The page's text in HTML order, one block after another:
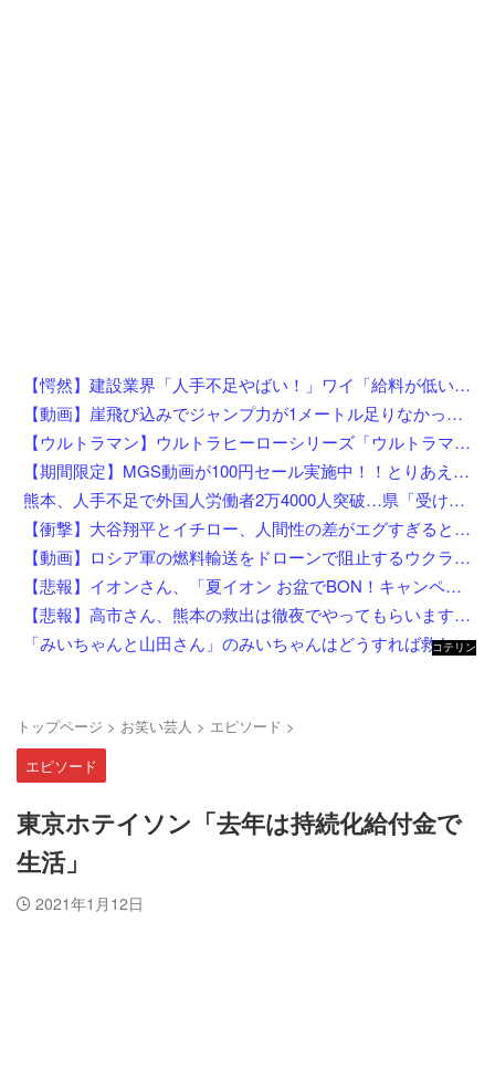
【愕然】建設業界「人手不足やばい！」ワイ「給料が低いんやろうなぁ」→調べた結果w w w w w w w
【動画】崖飛び込みでジャンプ力が1メートル足りなかった男の悲劇。
【ウルトラマン】ウルトラヒーローシリーズ「ウルトラマン (1973ver.) 」「ウルトラマンタロウ ファイティングポーズver.」ソフビ【予約開始】
【期間限定】MGS動画が100円セール実施中！！とりあえず全部買うやろｗｗｗｗｗ
熊本、人手不足で外国人労働者2万4000人突破…県「受け入れ拡大」へ
【衝撃】大谷翔平とイチロー、人間性の差がエグすぎると話題に←お前らコレ見てどう思う？？？？？？
【動画】ロシア軍の燃料輸送をドローンで阻止するウクライナ。
【悲報】イオンさん、「夏イオン お盆でBON！キャンペーン」からBON！を削除 理由不明
【悲報】高市さん、熊本の救出は徹夜でやってもらいますと言ってしまいめっちゃ炎上してしまうw w w w w w w w w
「みいちゃんと山田さん」のみいちゃんはどうすれば救われたのか
コテリン
トップページ > お笑い芸人 > エピソード >
エピソード
東京ホテイソン「去年は持続化給付金で
生活」
2021年1月12日